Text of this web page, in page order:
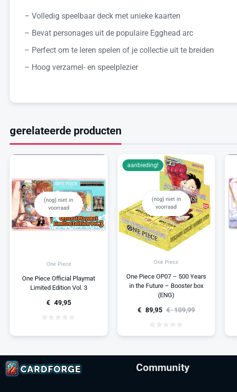
– Volledig speelbaar deck met unieke kaarten
– Bevat personages uit de populaire Egghead arc
– Perfect om te leren spelen of je collectie uit te breiden
– Hoog verzamel- en speelplezier
gerelateerde producten
(nog) niet in
voorraad
One Piece
One Piece Official Playmat
Limited Edition Vol. 3
€ 49,95
(nog) niet in
voorraad
One Piece
One Piece OP07 – 500 Years
in the Future – Booster box
(ENG)
€ 109,99
€ 89,95
aanbieding!
Community